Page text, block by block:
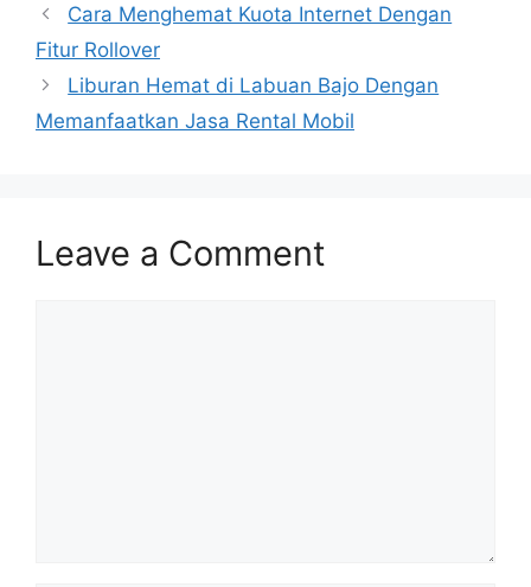
Cara Menghemat Kuota Internet Dengan
Fitur Rollover
Liburan Hemat di Labuan Bajo Dengan
Memanfaatkan Jasa Rental Mobil
Leave a Comment